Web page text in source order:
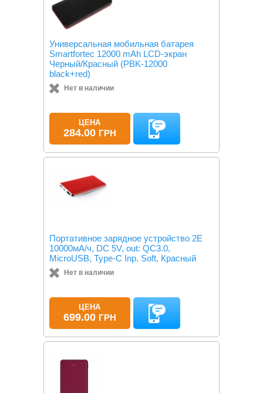
Универсальная мобильная батарея
Smartfortec 12000 mAh LCD-экран
Черный/Красный (PBK-12000
black+red)
Нет в наличии
ЦЕНА
284.00 ГРН
Портативное зарядное устройство 2Е
10000мА/ч, DC 5V, out: QC3.0,
MicroUSB, Type-C Inp. Soft, Красный
Нет в наличии
ЦЕНА
699.00 ГРН